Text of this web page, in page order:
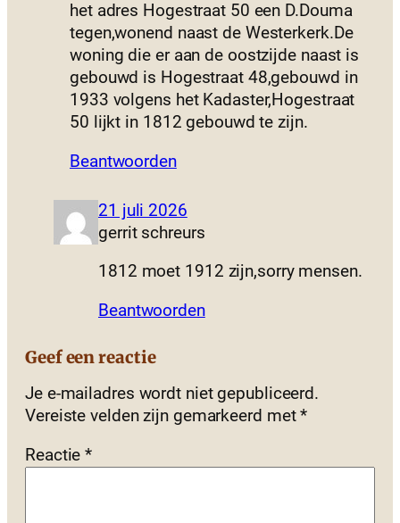
het adres Hogestraat 50 een D.Douma
tegen,wonend naast de Westerkerk.De
woning die er aan de oostzijde naast is
gebouwd is Hogestraat 48,gebouwd in
1933 volgens het Kadaster,Hogestraat
50 lijkt in 1812 gebouwd te zijn.
Beantwoorden
21 juli 2026
gerrit schreurs
1812 moet 1912 zijn,sorry mensen.
Beantwoorden
Geef een reactie
Je e-mailadres wordt niet gepubliceerd.
Vereiste velden zijn gemarkeerd met*
Reactie*